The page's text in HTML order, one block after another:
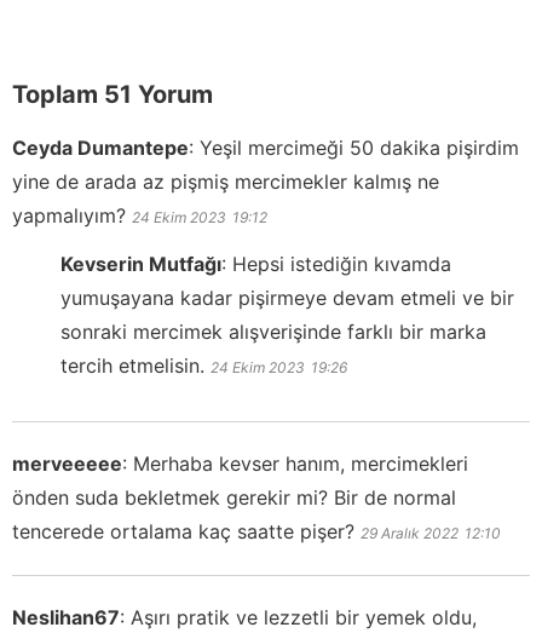
Toplam 51 Yorum
Ceyda Dumantepe: Yeşil mercimeği 50 dakika pişirdim
yine de arada az pişmiş mercimekler kalmış ne
yapmalıyım? 24 Ekim 2023 19:12
Kevserin Mutfağı: Hepsi istediğin kıvamda
yumuşayana kadar pişirmeye devam etmeli ve bir
sonraki mercimek alışverişinde farklı bir marka
tercih etmelisin. 24 Ekim 2023 19:26
merveeeee: Merhaba kevser hanım, mercimekleri
önden suda bekletmek gerekir mi? Bir de normal
tencerede ortalama kaç saatte pişer? 29 Aralık 2022 12:10
Neslihan67: Aşırı pratik ve lezzetli bir yemek oldu,